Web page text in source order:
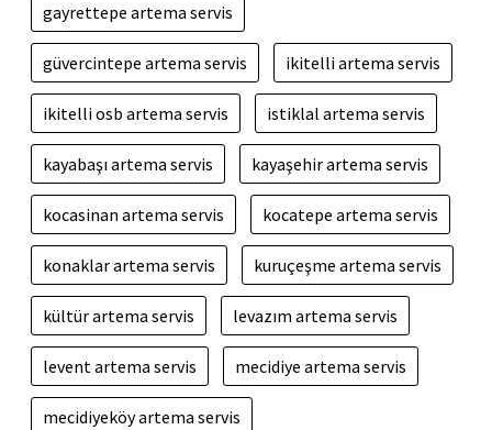
gayrettepe artema servis
güvercintepe artema servis ikitelli artema servis
ikitelli osb artema servis istiklal artema servis
kayabaşı artema servis kayaşehir artema servis
kocasinan artema servis kocatepe artema servis
konaklar artema servis kuruçeşme artema servis
kültür artema servis levazım artema servis
levent artema servis mecidiye artema servis
mecidiyeköy artema servis